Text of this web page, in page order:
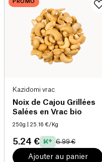
PROMO
Kazidomi vrac
Noix de Cajou Grillées
Salées en Vrac bio
250g | 25.16 €/Kg
5.24 € 6.99 €
Ajouter au panier